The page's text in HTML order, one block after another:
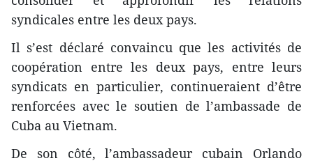
syndicales entre les deux pays.
Il s’est déclaré convaincu que les activités de
coopération entre les deux pays, entre leurs
syndicats en particulier, continueraient d’être
renforcées avec le soutien de l’ambassade de
Cuba au Vietnam.
De son côté, l’ambassadeur cubain Orlando